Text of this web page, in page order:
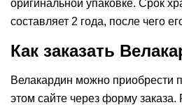
оригинальной упаковке. Срок
составляет 2 года, после чего
Как заказать
Велакардин можно приобрести
этом сайте через форму